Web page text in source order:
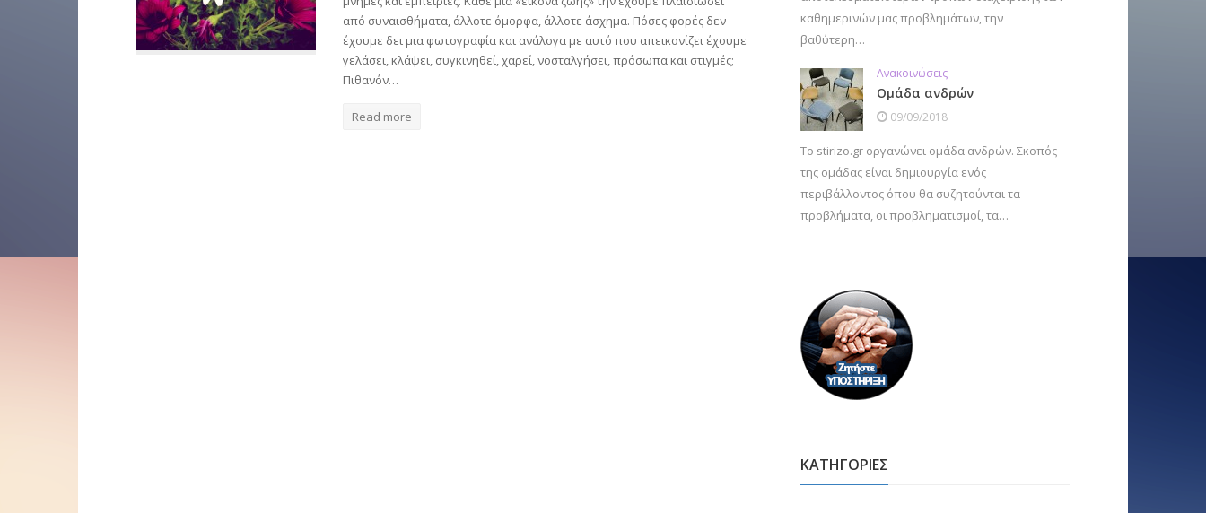
από συναισθήματα, άλλοτε όμορφα, άλλοτε άσχημα. Πόσες φορές δεν
έχουμε δει μια φωτογραφία και ανάλογα με αυτό που απεικονίζει έχουμε
γελάσει, κλάψει, συγκινηθεί, χαρεί, νοσταλγήσει, πρόσωπα και στιγμές;
Πιθανόν…
Read more
καθημερινών μας προβλημάτων, την
βαθύτερη…
Ανακοινώσεις
Ομάδα ανδρών
09/09/2018
Το stirizo.gr οργανώνει ομάδα ανδρών. Σκοπός
της ομάδας είναι δημιουργία ενός
περιβάλλοντος όπου θα συζητούνται τα
προβλήματα, οι προβληματισμοί, τα…
ΚΑΤΗΓΟΡΙΕΣ